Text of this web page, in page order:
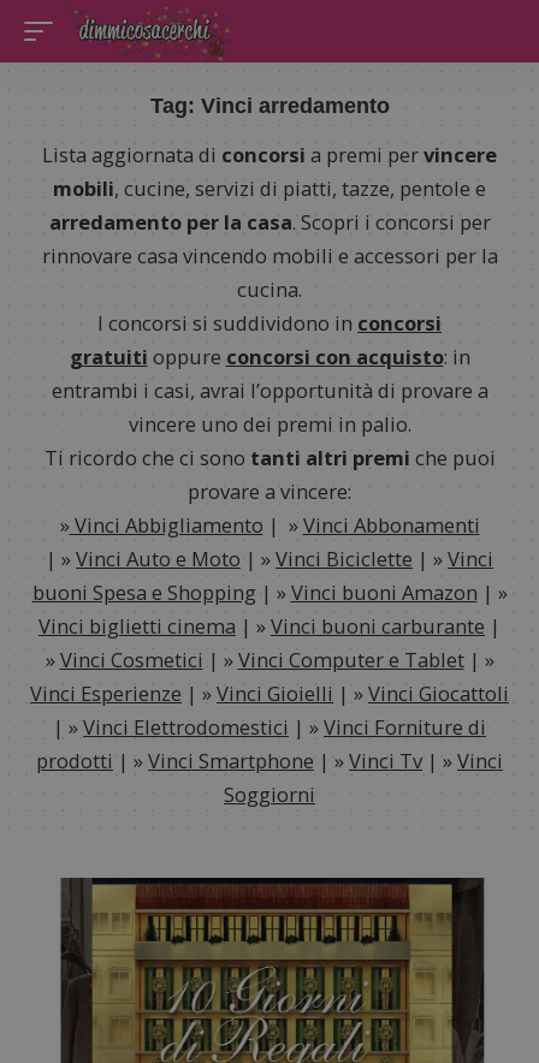
Tag: Vinci arredamento
Lista aggiornata di concorsi a premi pervincere
mobili, cucine, servizi di piatti, tazze, pentole e
arredamento per la casa. Scopri i concorsi per
rinnovare casa vincendo mobili e accessori per la
cucina.
I concorsi si suddividono in concorsi
gratuiti oppure concorsi con acquisto: in
entrambi i casi, avrai l’opportunità di provare a
vincere uno dei premi in palio.
Ti ricordo che ci sono tanti altri premi che puoi
provare a vincere:
»Vinci Abbigliamento | »Vinci Abbonamenti
| »Vinci Auto e Moto | »Vinci Biciclette | »Vinci
buoni Spesa e Shopping | »Vinci buoni Amazon| »
Vinci biglietti cinema | »Vinci buoni carburante |
»Vinci Cosmetici | »Vinci Computer e Tablet| »
Vinci Esperienze | »Vinci Gioielli | »Vinci Giocattoli
| »Vinci Elettrodomestici | »Vinci Forniture di
prodotti | »Vinci Smartphone | »Vinci Tv | »Vinci
Soggiorni